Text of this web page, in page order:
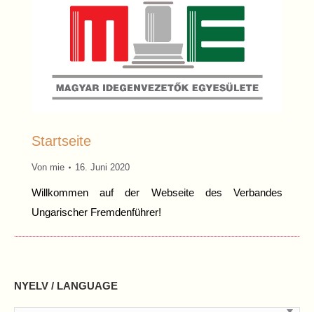
Startseite
Von mie 16. Juni 2020
Willkommen auf der Webseite des Verbandes
Ungarischer Fremdenführer!
NYELV / LANGUAGE